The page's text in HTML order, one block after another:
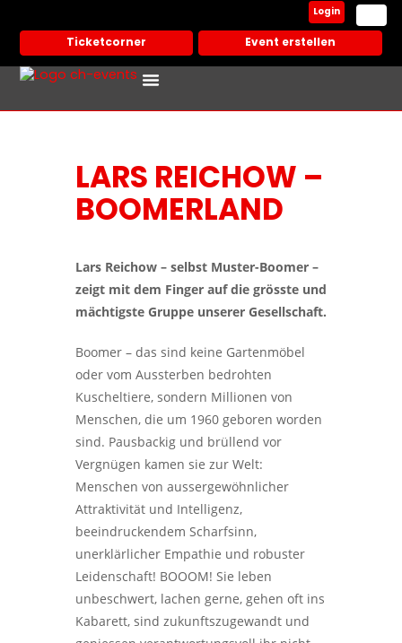
Ticketcorner Event erstellen
Login
LARS REICHOW –
BOOMERLAND
Lars Reichow – selbst Muster-Boomer –
zeigt mit dem Finger auf die grösste und
mächtigste Gruppe unserer Gesellschaft.
Boomer – das sind keine Gartenmöbel
oder vom Aussterben bedrohten
Kuscheltiere, sondern Millionen von
Menschen, die um 1960 geboren worden
sind. Pausbackig und brüllend vor
Vergnügen kamen sie zur Welt:
Menschen von aussergewöhnlicher
Attraktivität und Intelligenz,
beeindruckendem Scharfsinn,
unerklärlicher Empathie und robuster
Leidenschaft! BOOOM! Sie leben
unbeschwert, lachen gerne, gehen oft ins
Kabarett, sind zukunftszugewandt und